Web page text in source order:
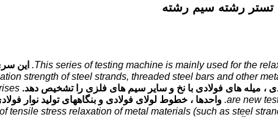
رشته سیم رشته
This series of testing machine is mainly used for the
این
strength of steel strands, threaded steel bars and other
میله های فولادی با نخ و سایر سیم های فلزی را تشخیص دهد.
are new واحدها ، خطوط لولای فولادی و بنگاههای تولید نوار
tensile stress relaxation of metal materials (such as steel